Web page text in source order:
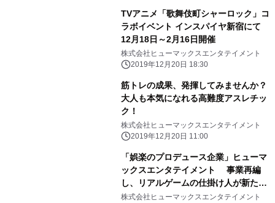
TVアニメ「歌舞伎町シャーロック」コ
ラボイベント インスパイヤ新宿にて
12月18日～2月16日開催
株式会社ヒューマックスエンタテイメント
2019年12月20日 18:30
筋トレの成果、発揮してみませんか？
大人も本気になれる高難度アスレチッ
ク！
株式会社ヒューマックスエンタテイメント
2019年12月20日 11:00
「娯楽のプロデュース企業」ヒューマ
ックスエンタテイメント 事業再編
し、リアルゲームの仕掛け人が新たな
遊びの可能性を追求
株式会社ヒューマックスエンタテイメント